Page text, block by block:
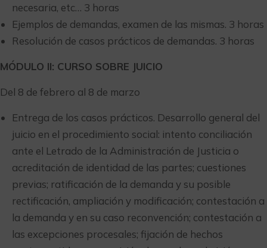
necesaria, etc… 3 horas
Ejemplos de demandas, examen de las mismas. 3 horas
Resolución de casos prácticos de demandas. 3 horas
MÓDULO II: CURSO SOBRE JUICIO
Del 8 de febrero al 8 de marzo
Entrega de los casos prácticos. Desarrollo general del
juicio en el procedimiento social: intento conciliación
ante el Letrado de la Administración de Justicia o
acreditación de identidad de las partes; cuestiones
previas; ratificación de la demanda y su posible
rectificación, ampliación y modificación; contestación a
la demanda y en su caso reconvención; contestación a
las excepciones procesales; fijación de hechos